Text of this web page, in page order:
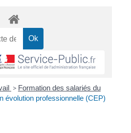
> Formation des salariés du
évolution professionnelle (CEP)